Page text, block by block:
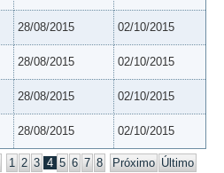
28/08/2015 02/10/2015
28/08/2015 02/10/2015
28/08/2015 02/10/2015
28/08/2015 02/10/2015
1 2 3 4 5 6 7 8 Próximo Último